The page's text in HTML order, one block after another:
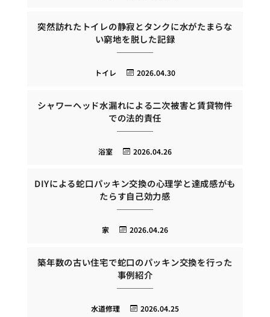
突然訪れたトイレの静寂とタンクに水がたまらな
い窮地を脱した記録
2026.04.30
トイレ
シャワーヘッド水漏れによる二次被害と賃貸物件
での法的責任
2026.04.26
浴室
DIYによる蛇口パッキン交換の心理学と達成感がも
たらす自己効力感
2026.04.26
家
築年数の古い住宅で蛇口のパッキン交換を行った
事例紹介
2026.04.25
水道修理